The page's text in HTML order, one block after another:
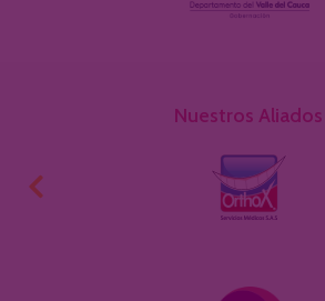
Nuestros Aliados